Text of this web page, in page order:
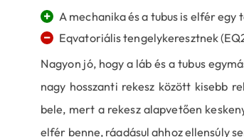
+ A mechanika és a tubus is elfér
−
Eqvatoriális tengelykeresztnek
Nagyon jó, hogy a láb és a tubus
nagy hosszanti rekesz között kisebb
bele, mert a rekesz alapvetően
elfér benne, ráadásul ahhoz ellensúly